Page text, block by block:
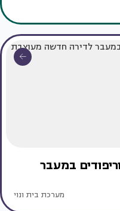
במעבר
מערכת בית ונוי